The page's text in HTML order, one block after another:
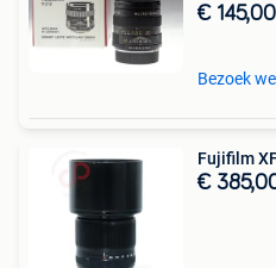
€ 145,00
Bezoek
Fujifilm
€